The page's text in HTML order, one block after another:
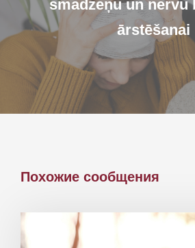
smadzeņu un nervu
ārstēšanai
Похожие сообщения